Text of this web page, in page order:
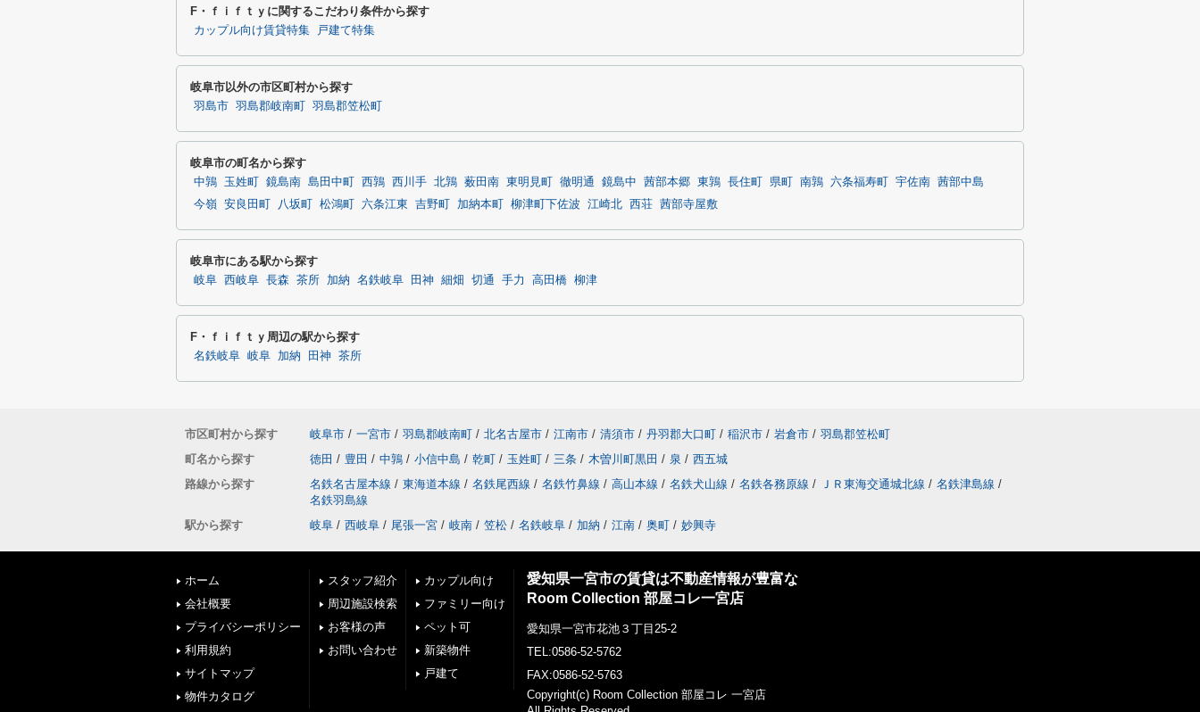
F・ｆｉｆｔｙに関するこだわり条件から探す
カップル向け賃貸特集 戸建て特集
岐阜市以外の市区町村から探す
羽島市 羽島郡岐南町 羽島郡笠松町
岐阜市の町名から探す
中鶉 玉姓町 鏡島南 島田中町 西鶉 西川手 北鶉 薮田南 東明見町 徹明通 鏡島中 茜部本郷 東鶉 長住町 県町 南鶉 六条福寿町 宇佐南 茜部中島
今嶺 安良田町 八坂町 松鴻町 六条江東 吉野町 加納本町 柳津町下佐波 江崎北 西荘 茜部寺屋敷
岐阜市にある駅から探す
岐阜 西岐阜 長森 茶所 加納 名鉄岐阜 田神 細畑 切通 手力 高田橋 柳津
F・ｆｉｆｔｙ周辺の駅から探す
名鉄岐阜 岐阜 加納 田神 茶所
市区町村から探す 岐阜市 / 一宮市 / 羽島郡岐南町 / 北名古屋市 / 江南市 / 清須市 / 丹羽郡大口町 / 稲沢市 / 岩倉市 / 羽島郡笠松町
町名から探す
徳田 / 豊田 / 中鶉 / 小信中島 / 乾町 / 玉姓町 / 三条 / 木曽川町黒田 / 泉 / 西五城
路線から探す
名鉄名古屋本線 / 東海道本線 / 名鉄尾西線 / 名鉄竹鼻線 / 高山本線 / 名鉄犬山線 / 名鉄各務原線 / ＪＲ東海交通城北線 / 名鉄津島線 /
名鉄羽島線
駅から探す
岐阜 / 西岐阜 / 尾張一宮 / 岐南 / 笠松 / 名鉄岐阜 / 加納 / 江南 / 奥町 / 妙興寺
ホーム
会社概要
プライバシーポリシー
利用規約
サイトマップ
物件カタログ
スタッフ紹介
周辺施設検索
お客様の声
お問い合わせ
カップル向け
ファミリー向け
ペット可
新築物件
戸建て
愛知県一宮市の賃貸は不動産情報が豊富な
Room Collection 部屋コレ一宮店
愛知県一宮市花池３丁目25-2
TEL:0586-52-5762
FAX:0586-52-5763
Copyright(c) Room Collection 部屋コレ 一宮店